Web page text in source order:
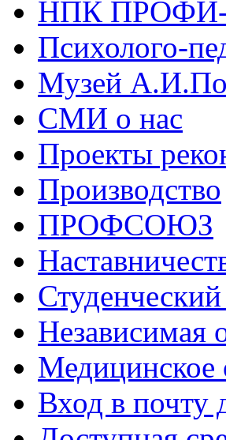
НПК
Психолого-
Музей
СМИ о нас
Проекты
Производство
ПРОФСОЮЗ
Независимая
Медицинское
Вход в почту